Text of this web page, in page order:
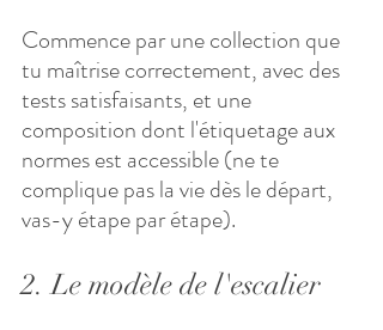
Commence par une collection que
tu maîtrise correctement, avec des
tests satisfaisants, et une
composition dont l'étiquetage aux
normes est accessible (ne te
complique pas la vie dès le départ,
vas-y étape par étape).
2. Le modèle de l'escalier